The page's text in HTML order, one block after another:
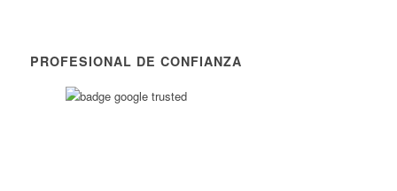
PROFESIONAL DE CONFIANZA